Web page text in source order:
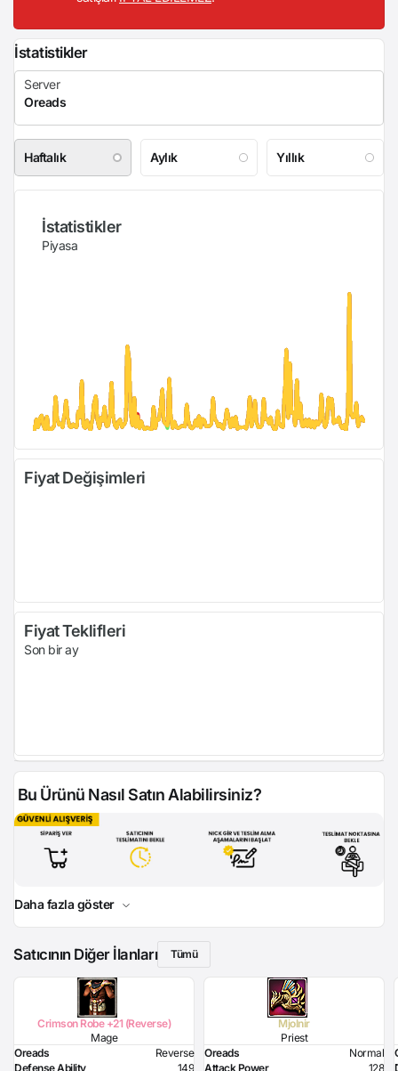
İstatistikler
Haftalık Aylık Yıllık
İstatistikler
Piyasa
Fiyat Değişimleri
Fiyat Teklifleri
Son bir ay
Bu Ürünü Nasıl Satın Alabilirsiniz?
Daha fazla göster
Satıcının Diğer İlanları Tümü
Crimson Robe +21 (Reverse)
Mage
Oreads
Reverse
Defense Ability
149
Mjolnir
Priest
Oreads
Normal
Attack Power
128